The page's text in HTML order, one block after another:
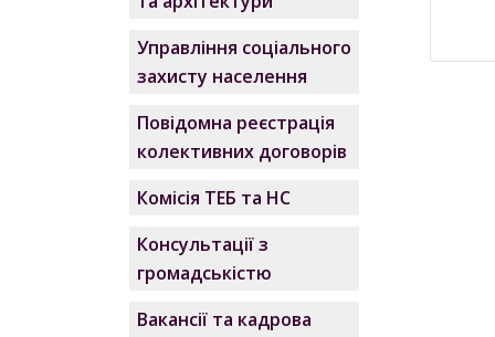
Управління соціального
захисту населення
Повідомна реєстрація
колективних договорів
Комісія ТЕБ та НС
Консультації з
громадськістю
Вакансії та кадрова